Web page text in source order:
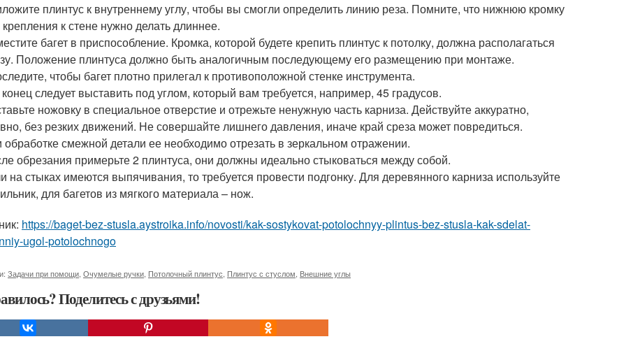
плинтус к внутреннему углу, чтобы вы смогли определить линию реза. Помните, что нижнюю кромку
к стене нужно делать длиннее.
багет в приспособление. Кромка, которой будете крепить плинтус к потолку, должна располагаться
Положение плинтуса должно быть аналогичным последующему его размещению при монтаже.
чтобы багет плотно прилегал к противоположной стенке инструмента.
следует выставить под углом, который вам требуется, например, 45 градусов.
ножовку в специальное отверстие и отрежьте ненужную часть карниза. Действуйте аккуратно,
без резких движений. Не совершайте лишнего давления, иначе край среза может повредиться.
обработке смежной детали ее необходимо отрезать в зеркальном отражении.
обрезания примерьте 2 плинтуса, они должны идеально стыковаться между собой.
на стыках имеются выпячивания, то требуется провести подгонку. Для деревянного карниза используйте
для багетов из мягкого материала – нож.
https://baget-bez-stusla.aystroika.info/novosti/kak-sostykovat-potolochnyy-plintus-bez-stusla-kak-sdelat-
ugol-potolochnogo
Задачи при помощи Очумелые ручки Потолочный плинтус Плинтус с стуслом Внешние углы
Поделитесь с друзьями!